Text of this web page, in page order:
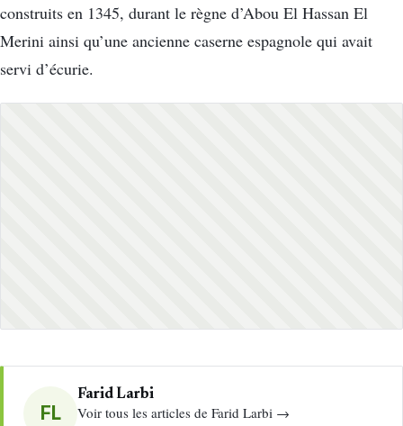
construits en 1345, durant le règne d’Abou El Hassan El
Merini ainsi qu’une ancienne caserne espagnole qui avait
servi d’écurie.
FL
Farid Larbi
Voir tous les articles de Farid Larbi →